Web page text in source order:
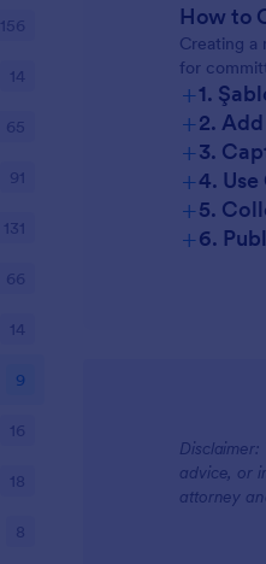
How to
Creating a
for
+1.
+2.
+3.
+4.
+5.
+6.
advice, or
attorney
156
14
65
91
131
66
14
9
16
18
8